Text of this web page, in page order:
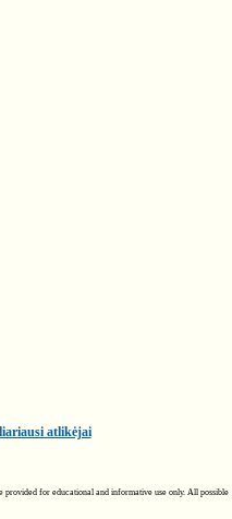
atlikėjai
for educational and informative use only. All possible